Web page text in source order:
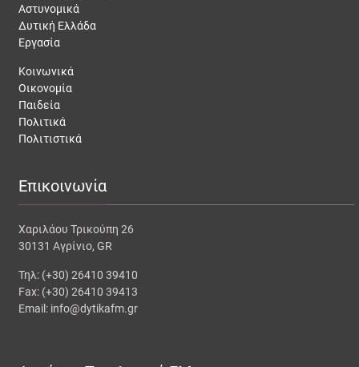
Αστυνομικά
Δυτική Ελλάδα
Εργασία
Κοινωνικά
Οικονομία
Παιδεία
Πολιτικά
Πολιτιστικά
Επικοινωνία
Χαριλάου Τρικούπη 26
30131 Αγρίνιο, GR
Τηλ: (+30) 26410 39410
Fax: (+30) 26410 39413
Email: info@dytikafm.gr